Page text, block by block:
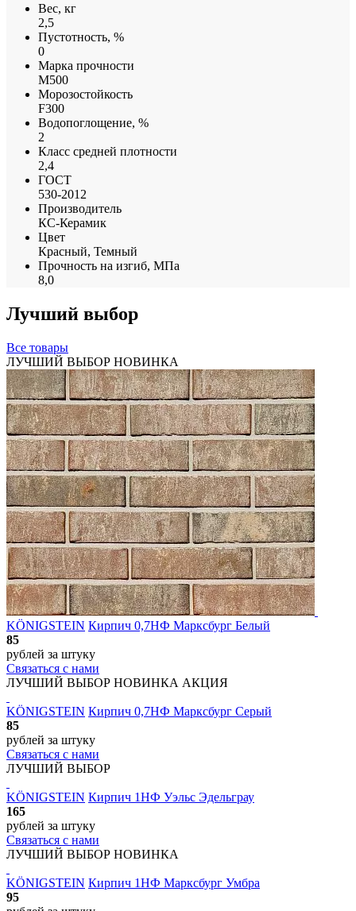
Вес, кг
2,5
Пустотность, %
0
Марка прочности
М500
Морозостойкость
F300
Водопоглощение, %
2
Класс средней плотности
2,4
ГОСТ
530-2012
Производитель
КС-Керамик
Цвет
Красный, Темный
Прочность на изгиб, МПа
8,0
Лучший выбор
Все товары
ЛУЧШИЙ ВЫБОР НОВИНКА
KÖNIGSTEIN Кирпич 0,7НФ Марксбург Белый
85
рублей за штуку
Связаться с нами
ЛУЧШИЙ ВЫБОР НОВИНКА АКЦИЯ
KÖNIGSTEIN Кирпич 0,7НФ Марксбург Серый
85
рублей за штуку
Связаться с нами
ЛУЧШИЙ ВЫБОР
KÖNIGSTEIN Кирпич 1НФ Уэльс Эдельграу
165
рублей за штуку
Связаться с нами
ЛУЧШИЙ ВЫБОР НОВИНКА
KÖNIGSTEIN Кирпич 1НФ Марксбург Умбра
95